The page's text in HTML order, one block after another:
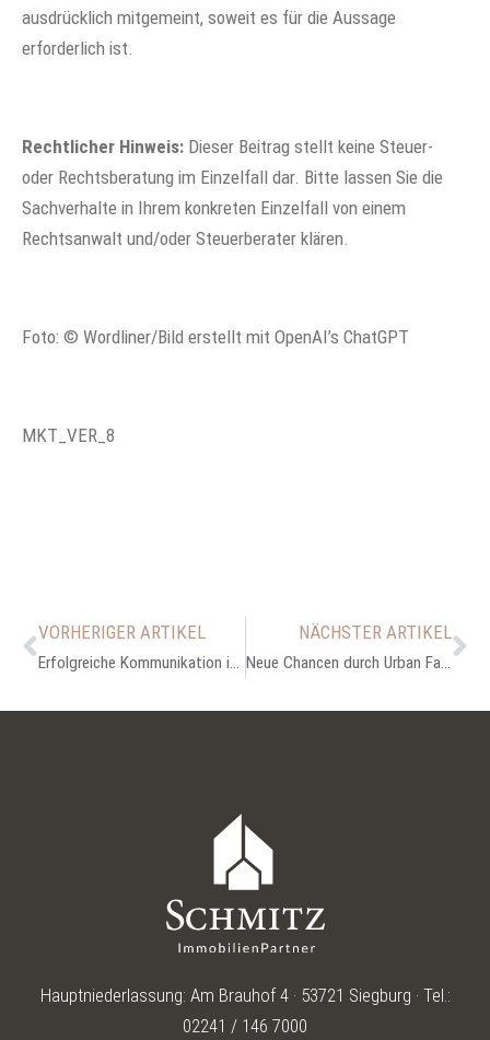
ausdrücklich mitgemeint, soweit es für die Aussage
erforderlich ist.
Rechtlicher Hinweis: Dieser Beitrag stellt keine Steuer-
oder Rechtsberatung im Einzelfall dar. Bitte lassen Sie die
Sachverhalte in Ihrem konkreten Einzelfall von einem
Rechtsanwalt und/oder Steuerberater klären.
Foto: © Wordliner/Bild erstellt mit OpenAI’s ChatGPT
MKT_VER_8
VORHERIGER ARTIKEL
Erfolgreiche Kommunikation in der Nachbarschaft: Tipps für Eigentümer
NÄCHSTER ARTIKEL
Neue Chancen durch Urban Farming: Nachhaltigkeit und Wertsteigerung für Immobilien
Hauptniederlassung: Am Brauhof 4 · 53721 Siegburg · Tel.:
02241 / 146 7000